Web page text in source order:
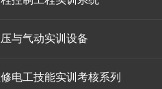
与气动实训设备
电工技能实训考核系列